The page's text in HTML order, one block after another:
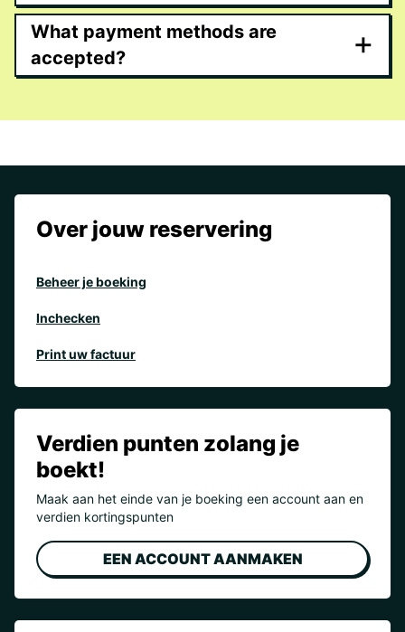
What payment methods are
accepted?
+
Over jouw reservering
Beheer je boeking
Inchecken
Print uw factuur
Verdien punten zolang je
boekt!
Maak aan het einde van je boeking een account aan en
verdien kortingspunten
EEN ACCOUNT AANMAKEN